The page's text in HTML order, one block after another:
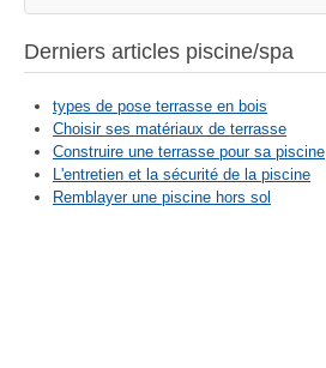
Derniers articles piscine/spa
types de pose terrasse en bois
Choisir ses matériaux de terrasse
Construire une terrasse pour sa piscine
L'entretien et la sécurité de la piscine
Remblayer une piscine hors sol